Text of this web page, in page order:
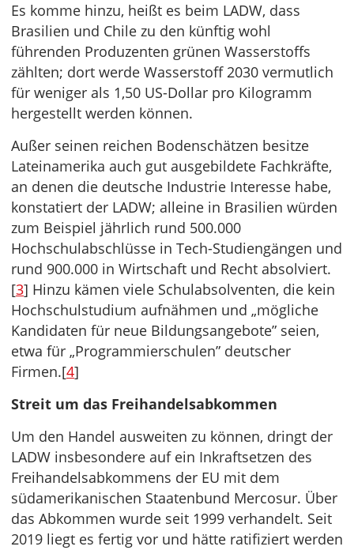
Es komme hinzu, heißt es beim LADW, dass
Brasilien und Chile zu den künftig wohl
führenden Produzenten grünen Wasserstoffs
zählten; dort werde Wasserstoff 2030 vermutlich
für weniger als 1,50 US-Dollar pro Kilogramm
hergestellt werden können.
Außer seinen reichen Bodenschätzen besitze
Lateinamerika auch gut ausgebildete Fachkräfte,
an denen die deutsche Industrie Interesse habe,
konstatiert der LADW; alleine in Brasilien würden
zum Beispiel jährlich rund 500.000
Hochschulabschlüsse in Tech-Studiengängen und
rund 900.000 in Wirtschaft und Recht absolviert.
[3] Hinzu kämen viele Schulabsolventen, die kein
Hochschulstudium aufnähmen und „mögliche
Kandidaten für neue Bildungsangebote” seien,
etwa für „Programmierschulen” deutscher
Firmen.[4]
Streit um das Freihandelsabkommen
Um den Handel ausweiten zu können, dringt der
LADW insbesondere auf ein Inkraftsetzen des
Freihandelsabkommens der EU mit dem
südamerikanischen Staatenbund Mercosur. Über
das Abkommen wurde seit 1999 verhandelt. Seit
2019 liegt es fertig vor und hätte ratifiziert werden